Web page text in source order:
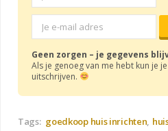
Geen zorgen – je gegevens
Als je genoeg van me hebt kun je
uitschrijven.
Tags: goedkoop huis inrichten